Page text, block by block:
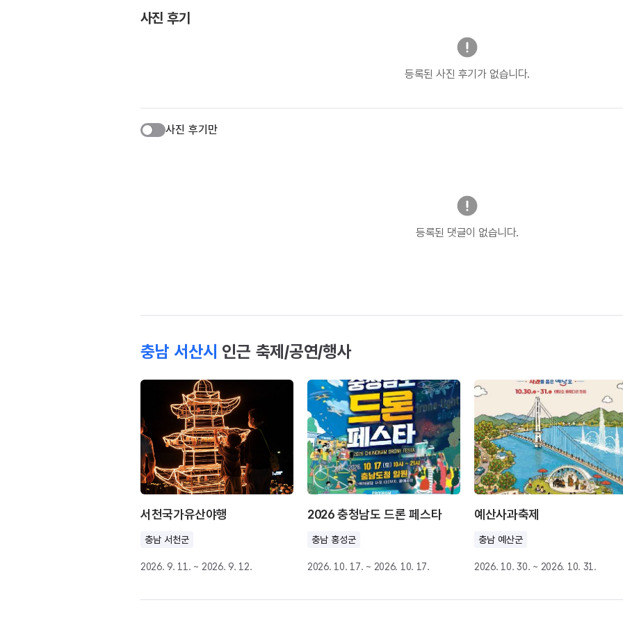
사진 후기
등록된 사진 후기가 없습니다.
사진 후기만
등록된 댓글이 없습니다.
충남 서산시 인근 축제/공연/행사
서천국가유산야행
충남 서천군
2026. 9. 11. ~ 2026. 9. 12.
2026 충청남도 드론 페스타
충남 홍성군
2026. 10. 17. ~ 2026. 10. 17.
예산사과축제
충남 예산군
2026. 10. 30. ~ 2026. 10. 31.